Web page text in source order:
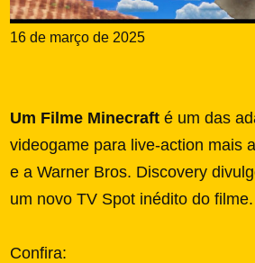
16 de março de 2025
Um Filme Minecrafté um das
videogame para live-action mais
e a Warner Bros. Discovery
um novo TV Spot inédito do filme.
Confira: